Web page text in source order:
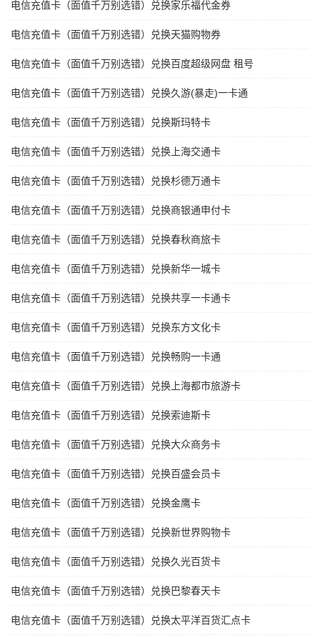
电信充值卡（面值千万别选错）兑换家乐福代金券
电信充值卡（面值千万别选错）兑换天猫购物券
电信充值卡（面值千万别选错）兑换百度超级网盘 租号
电信充值卡（面值千万别选错）兑换久游(暴走)一卡通
电信充值卡（面值千万别选错）兑换斯玛特卡
电信充值卡（面值千万别选错）兑换上海交通卡
电信充值卡（面值千万别选错）兑换杉德万通卡
电信充值卡（面值千万别选错）兑换商银通申付卡
电信充值卡（面值千万别选错）兑换春秋商旅卡
电信充值卡（面值千万别选错）兑换新华一城卡
电信充值卡（面值千万别选错）兑换共享一卡通卡
电信充值卡（面值千万别选错）兑换东方文化卡
电信充值卡（面值千万别选错）兑换畅购一卡通
电信充值卡（面值千万别选错）兑换上海都市旅游卡
电信充值卡（面值千万别选错）兑换索迪斯卡
电信充值卡（面值千万别选错）兑换大众商务卡
电信充值卡（面值千万别选错）兑换百盛会员卡
电信充值卡（面值千万别选错）兑换金鹰卡
电信充值卡（面值千万别选错）兑换新世界购物卡
电信充值卡（面值千万别选错）兑换久光百货卡
电信充值卡（面值千万别选错）兑换巴黎春天卡
电信充值卡（面值千万别选错）兑换太平洋百货汇点卡